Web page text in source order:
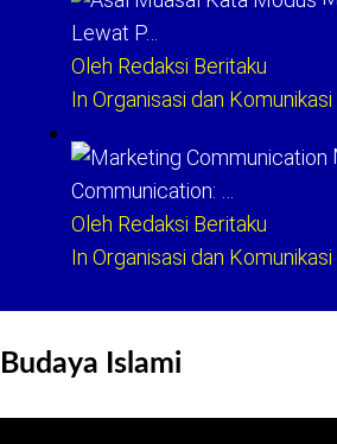
Lewat P…
Oleh Redaksi Beritaku
In Organisasi dan Komunikasi
Communication: …
Oleh Redaksi Beritaku
In Organisasi dan Komunikasi
Budaya Islami